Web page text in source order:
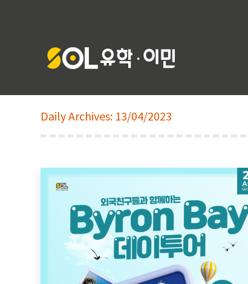
Daily Archives: 13/04/2023